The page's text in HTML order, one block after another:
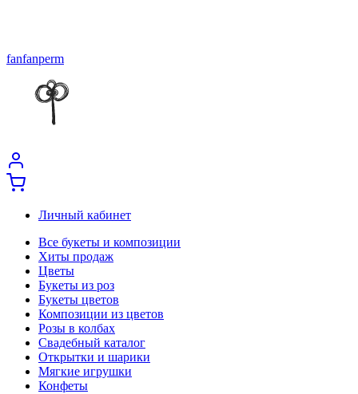
fanfanperm
Личный кабинет
Все букеты и композиции
Хиты продаж
Цветы
Букеты из роз
Букеты цветов
Композиции из цветов
Розы в колбах
Свадебный каталог
Открытки и шарики
Мягкие игрушки
Конфеты